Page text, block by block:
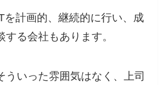
を計画的、継続的に行い、成
る会社もあります。
ういった雰囲気はなく、上司